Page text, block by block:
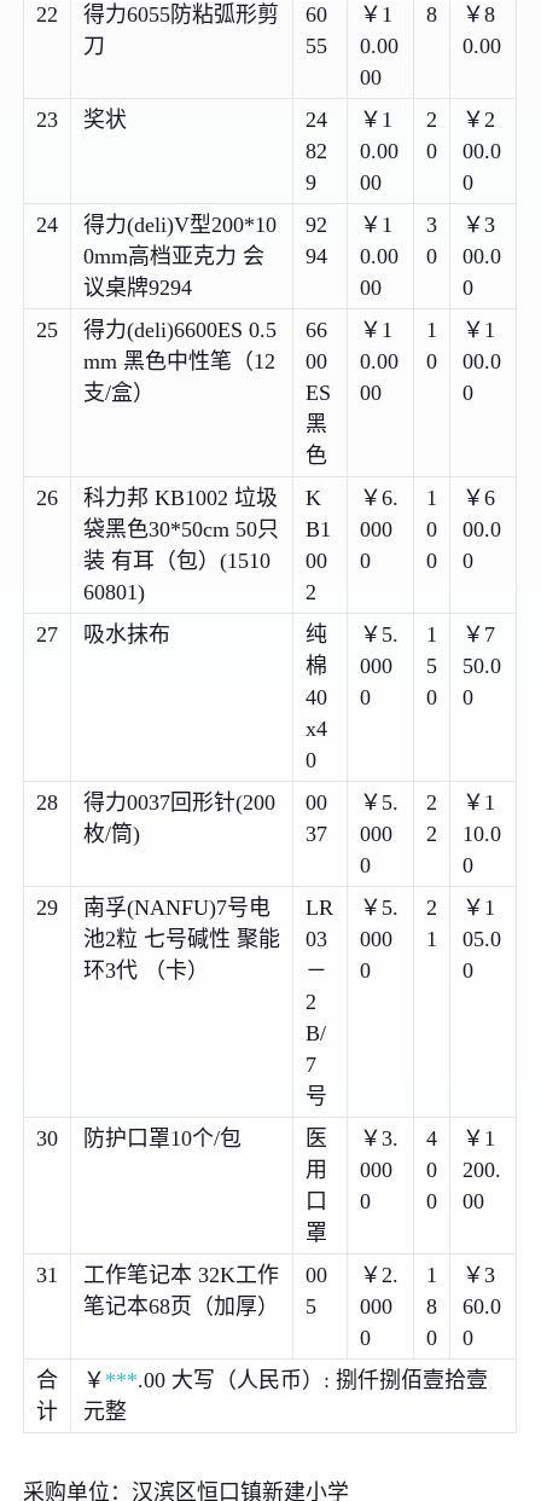
22
得力6055防粘弧形剪
刀
60
55
￥1
0.00
00
8
￥8
0.00
23 奖状
24
82
9
￥1
0.00
00
2
0
￥2
00.0
0
24
得力(deli)V型200*10
0mm高档亚克力 会
议桌牌9294
92
94
￥1
0.00
00
3
0
￥3
00.0
0
25
得力(deli)6600ES 0.5
mm 黑色中性笔（12
支/盒）
66
00
ES
黑
色
￥1
0.00
00
1
0
￥1
00.0
0
26
科力邦 KB1002 垃圾
袋黑色30*50cm 50只
装 有耳（包）(1510
60801)
K
B1
00
2
￥6.
000
0
1
0
0
￥6
00.0
0
27 吸水抹布
纯
棉
40
x4
0
￥5.
000
0
1
5
0
￥7
50.0
0
28
得力0037回形针(200
枚/筒)
00
37
￥5.
000
0
2
2
￥1
10.0
0
29
南孚(NANFU)7号电
池2粒 七号碱性 聚能
环3代 （卡）
LR
03
－
2
B/
7
号
￥5.
000
0
2
1
￥1
05.0
0
30 防护口罩10个/包
医
用
口
罩
￥3.
000
0
4
0
0
￥1
200.
00
31
工作笔记本 32K工作
笔记本68页（加厚）
00
5
￥2.
000
0
1
8
0
￥3
60.0
0
合
计
￥ ***.00 大写（人民币）: 捌仟捌佰壹拾壹
元整
采购单位：汉滨区恒口镇新建小学